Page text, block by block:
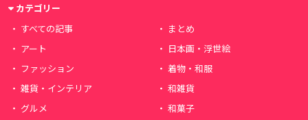
カテゴリー
すべての記事
まとめ
アート
日本画・浮世絵
ファッション
着物・和服
雑貨・インテリア
和雑貨
グルメ
和菓子